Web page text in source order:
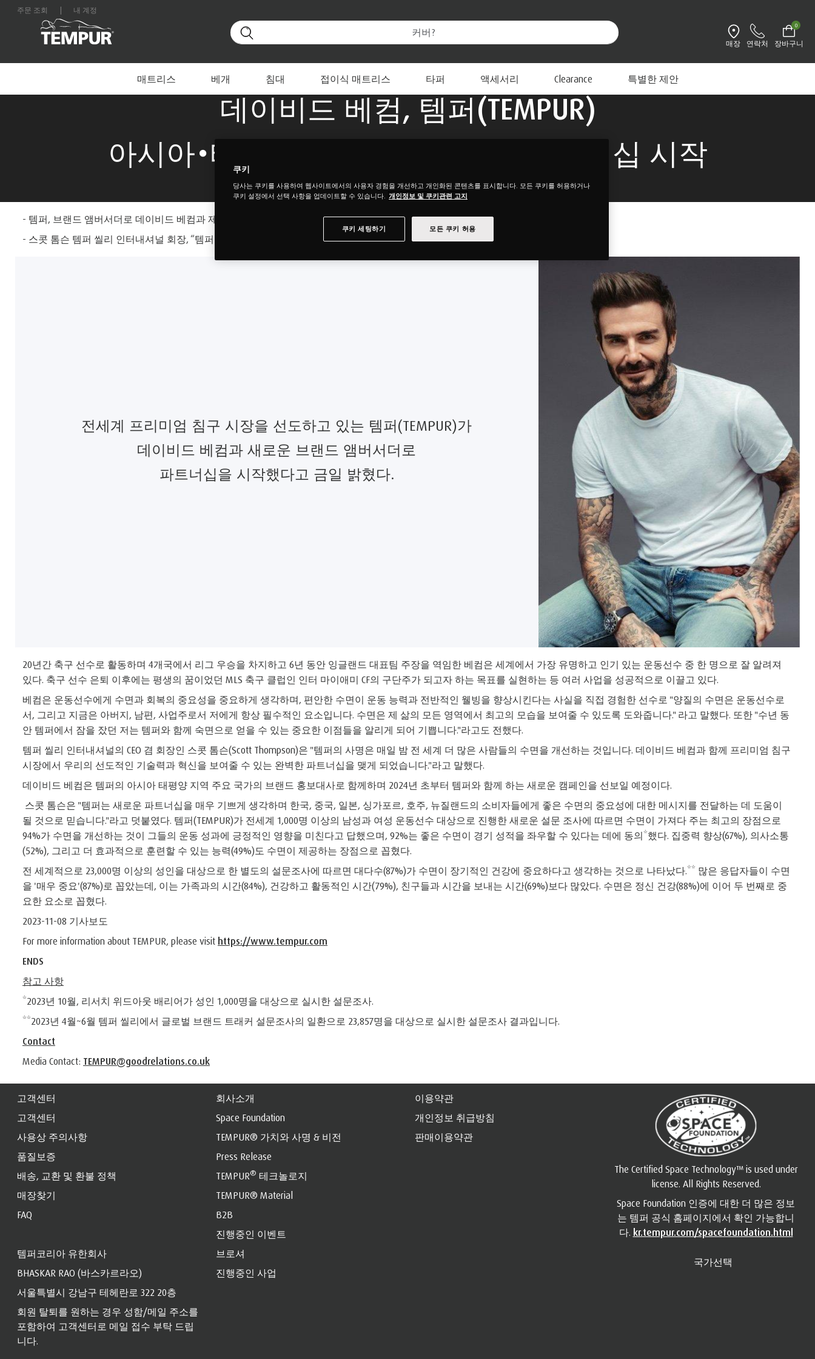
주문 조회 내 계정
매장 연락처 장바구니
0
매트리스 베개 침대 접이식 매트리스 타퍼 액세서리 Clearance 특별한 제안
대한민국 사이트를 보고 있습니다. 언제든지 환경설정을 변경할 수 있습니다 환경설정 변경
데이비드 베컴, 템퍼와 함께 숙면의 중요성 알린다
데이비드 베컴, 템퍼(TEMPUR)
아시아∙태평양 지역 앰버서더로 파트너십 시작
- 템퍼, 브랜드 앰버서더로 데이비드 베컴과 제휴 시작
- 스콧 톰슨 템퍼 씰리 인터내셔널 회장, “템퍼의 선도적인 기술력과 함께 좋은 수면의 중요성 알릴 수 있는 완벽한 파트너십”
전세계 프리미엄 침구 시장을 선도하고 있는 템퍼(TEMPUR)가
데이비드 베컴과 새로운 브랜드 앰버서더로
파트너십을 시작했다고 금일 밝혔다.
20년간 축구 선수로 활동하며 4개국에서 리그 우승을 차지하고 6년 동안 잉글랜드 대표팀 주장을 역임한 베컴은 세계에서 가장 유명하고 인기 있는 운동선수 중 한 명으로 잘 알려져
있다. 축구 선수 은퇴 이후에는 평생의 꿈이었던 MLS 축구 클럽인 인터 마이애미 CF의 구단주가 되고자 하는 목표를 실현하는 등 여러 사업을 성공적으로 이끌고 있다.
베컴은 운동선수에게 수면과 회복의 중요성을 중요하게 생각하며, 편안한 수면이 운동 능력과 전반적인 웰빙을 향상시킨다는 사실을 직접 경험한 선수로 "양질의 수면은 운동선수로
서, 그리고 지금은 아버지, 남편, 사업주로서 저에게 항상 필수적인 요소입니다. 수면은 제 삶의 모든 영역에서 최고의 모습을 보여줄 수 있도록 도와줍니다." 라고 말했다. 또한 "수년 동
안 템퍼에서 잠을 잤던 저는 템퍼와 함께 숙면으로 얻을 수 있는 중요한 이점들을 알리게 되어 기쁩니다."라고도 전했다.
템퍼 씰리 인터내셔널의 CEO 겸 회장인 스콧 톰슨(Scott Thompson)은 "템퍼의 사명은 매일 밤 전 세계 더 많은 사람들의 수면을 개선하는 것입니다. 데이비드 베컴과 함께 프리미엄 침구
시장에서 우리의 선도적인 기술력과 혁신을 보여줄 수 있는 완벽한 파트너십을 맺게 되었습니다."라고 말했다.
데이비드 베컴은 템퍼의 아시아 태평양 지역 주요 국가의 브랜드 홍보대사로 함께하며 2024년 초부터 템퍼와 함께 하는 새로운 캠페인을 선보일 예정이다.
스콧 톰슨은 "템퍼는 새로운 파트너십을 매우 기쁘게 생각하며 한국, 중국, 일본, 싱가포르, 호주, 뉴질랜드의 소비자들에게 좋은 수면의 중요성에 대한 메시지를 전달하는 데 도움이
될 것으로 믿습니다."라고 덧붙였다. 템퍼(TEMPUR)가 전세계 1,000명 이상의 남성과 여성 운동선수 대상으로 진행한 새로운 설문 조사에 따르면 수면이 가져다 주는 최고의 장점으로
94%가 수면을 개선하는 것이 그들의 운동 성과에 긍정적인 영향을 미친다고 답했으며, 92%는 좋은 수면이 경기 성적을 좌우할 수 있다는 데에 동의*했다. 집중력 향상(67%), 의사소통
(52%), 그리고 더 효과적으로 훈련할 수 있는 능력(49%)도 수면이 제공하는 장점으로 꼽혔다.
전 세계적으로 23,000명 이상의 성인을 대상으로 한 별도의 설문조사에 따르면 대다수(87%)가 수면이 장기적인 건강에 중요하다고 생각하는 것으로 나타났다.** 많은 응답자들이 수면
을 '매우 중요'(87%)로 꼽았는데, 이는 가족과의 시간(84%), 건강하고 활동적인 시간(79%), 친구들과 시간을 보내는 시간(69%)보다 많았다. 수면은 정신 건강(88%)에 이어 두 번째로 중
요한 요소로 꼽혔다.
2023-11-08 기사보도
For more information about TEMPUR, please visit https://www.tempur.com
ENDS
참고 사항
*2023년 10월, 리서치 위드아웃 배리어가 성인 1,000명을 대상으로 실시한 설문조사.
**2023년 4월~6월 템퍼 씰리에서 글로벌 브랜드 트래커 설문조사의 일환으로 23,857명을 대상으로 실시한 설문조사 결과입니다.
Contact
Media Contact: TEMPUR@goodrelations.co.uk
고객센터
고객센터
사용상 주의사항
품질보증
배송, 교환 및 환불 정책
매장찾기
FAQ
템퍼코리아 유한회사
BHASKAR RAO (바스카르라오)
서울특별시 강남구 테헤란로 322 20층
회원 탈퇴를 원하는 경우 성함/메일 주소를
포함하여 고객센터로 메일 접수 부탁 드립
니다.
회사소개
Space Foundation
TEMPUR® 가치와 사명 & 비전
Press Release
TEMPUR® 테크놀로지
TEMPUR® Material
B2B
진행중인 이벤트
브로셔
진행중인 사업
이용약관
개인정보 취급방침
판매이용약관
The Certified Space Technology™ is used under
license. All Rights Reserved.
Space Foundation 인증에 대한 더 많은 정보
는 템퍼 공식 홈페이지에서 확인 가능합니
다. kr.tempur.com/spacefoundation.html
국가선택
쿠키
당사는 쿠키를 사용하여 웹사이트에서의 사용자 경험을 개선하고 개인화된 콘텐츠를 표시합니다. 모든 쿠키를 허용하거나
쿠키 설정에서 선택 사항을 업데이트할 수 있습니다. 개인정보 및 쿠키관련 고지
모든 쿠키 허용
쿠키 세팅하기